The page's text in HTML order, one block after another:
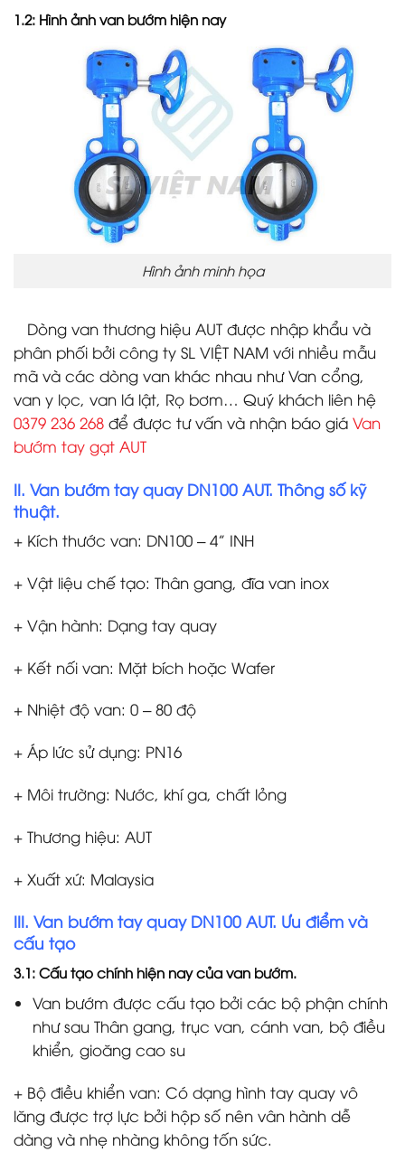
1.2: Hình ảnh van bướm hiện nay
Hình ảnh minh họa
Dòng van thương hiệu AUT được nhập khẩu và
phân phối bởi công ty SL VIỆT NAM với nhiều mẫu
mã và các dòng van khác nhau như Van cổng,
van y lọc, van lá lật, Rọ bơm… Quý khách liên hệ
0379 236 268 để được tư vấn và nhận báo giá Van
bướm tay gạt AUT
II. Van bướm tay quay DN100 AUT. Thông số kỹ
thuật.
+ Kích thước van: DN100 – 4” INH
+ Vật liệu chế tạo: Thân gang, đĩa van inox
+ Vận hành: Dạng tay quay
+ Kết nối van: Mặt bích hoặc Wafer
+ Nhiệt độ van: 0 – 80 độ
+ Áp lức sử dụng: PN16
+ Môi trường: Nước, khí ga, chất lỏng
+ Thương hiệu: AUT
+ Xuất xứ: Malaysia
III. Van bướm tay quay DN100 AUT. Ưu điểm và
cấu tạo
3.1: Cấu tạo chính hiện nay của van bướm.
Van bướm được cấu tạo bởi các bộ phận chính
như sau Thân gang, trục van, cánh van, bộ điều
khiển, gioăng cao su
+ Bộ điều khiển van: Có dạng hình tay quay vô
lăng được trợ lực bởi hộp số nên vân hành dễ
dàng và nhẹ nhàng không tốn sức.